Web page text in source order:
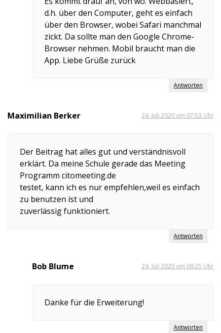
d.h. über den Computer, geht es einfach
über den Browser, wobei Safari manchmal
zickt. Da sollte man den Google Chrome-
Browser nehmen. Mobil braucht man die
App. Liebe Grüße zurück
Antworten
Maximilian Berker 24. Juli 2020 um 07:53 Uhr
Der Beitrag hat alles gut und verständnisvoll
erklärt. Da meine Schule gerade das Meeting
Programm citomeeting.de
testet, kann ich es nur empfehlen,weil es einfach
zu benutzen ist und
zuverlässig funktioniert.
Antworten
Bob Blume 24. Juli 2020 um 09:25 Uhr
Danke für die Erweiterung!
Antworten